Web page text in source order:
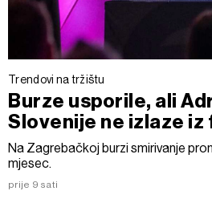
Trendovi na tržištu
Burze usporile, ali
Slovenije ne izlaze iz
Na Zagrebačkoj burzi smirivanje
mjesec.
prije 9 sati